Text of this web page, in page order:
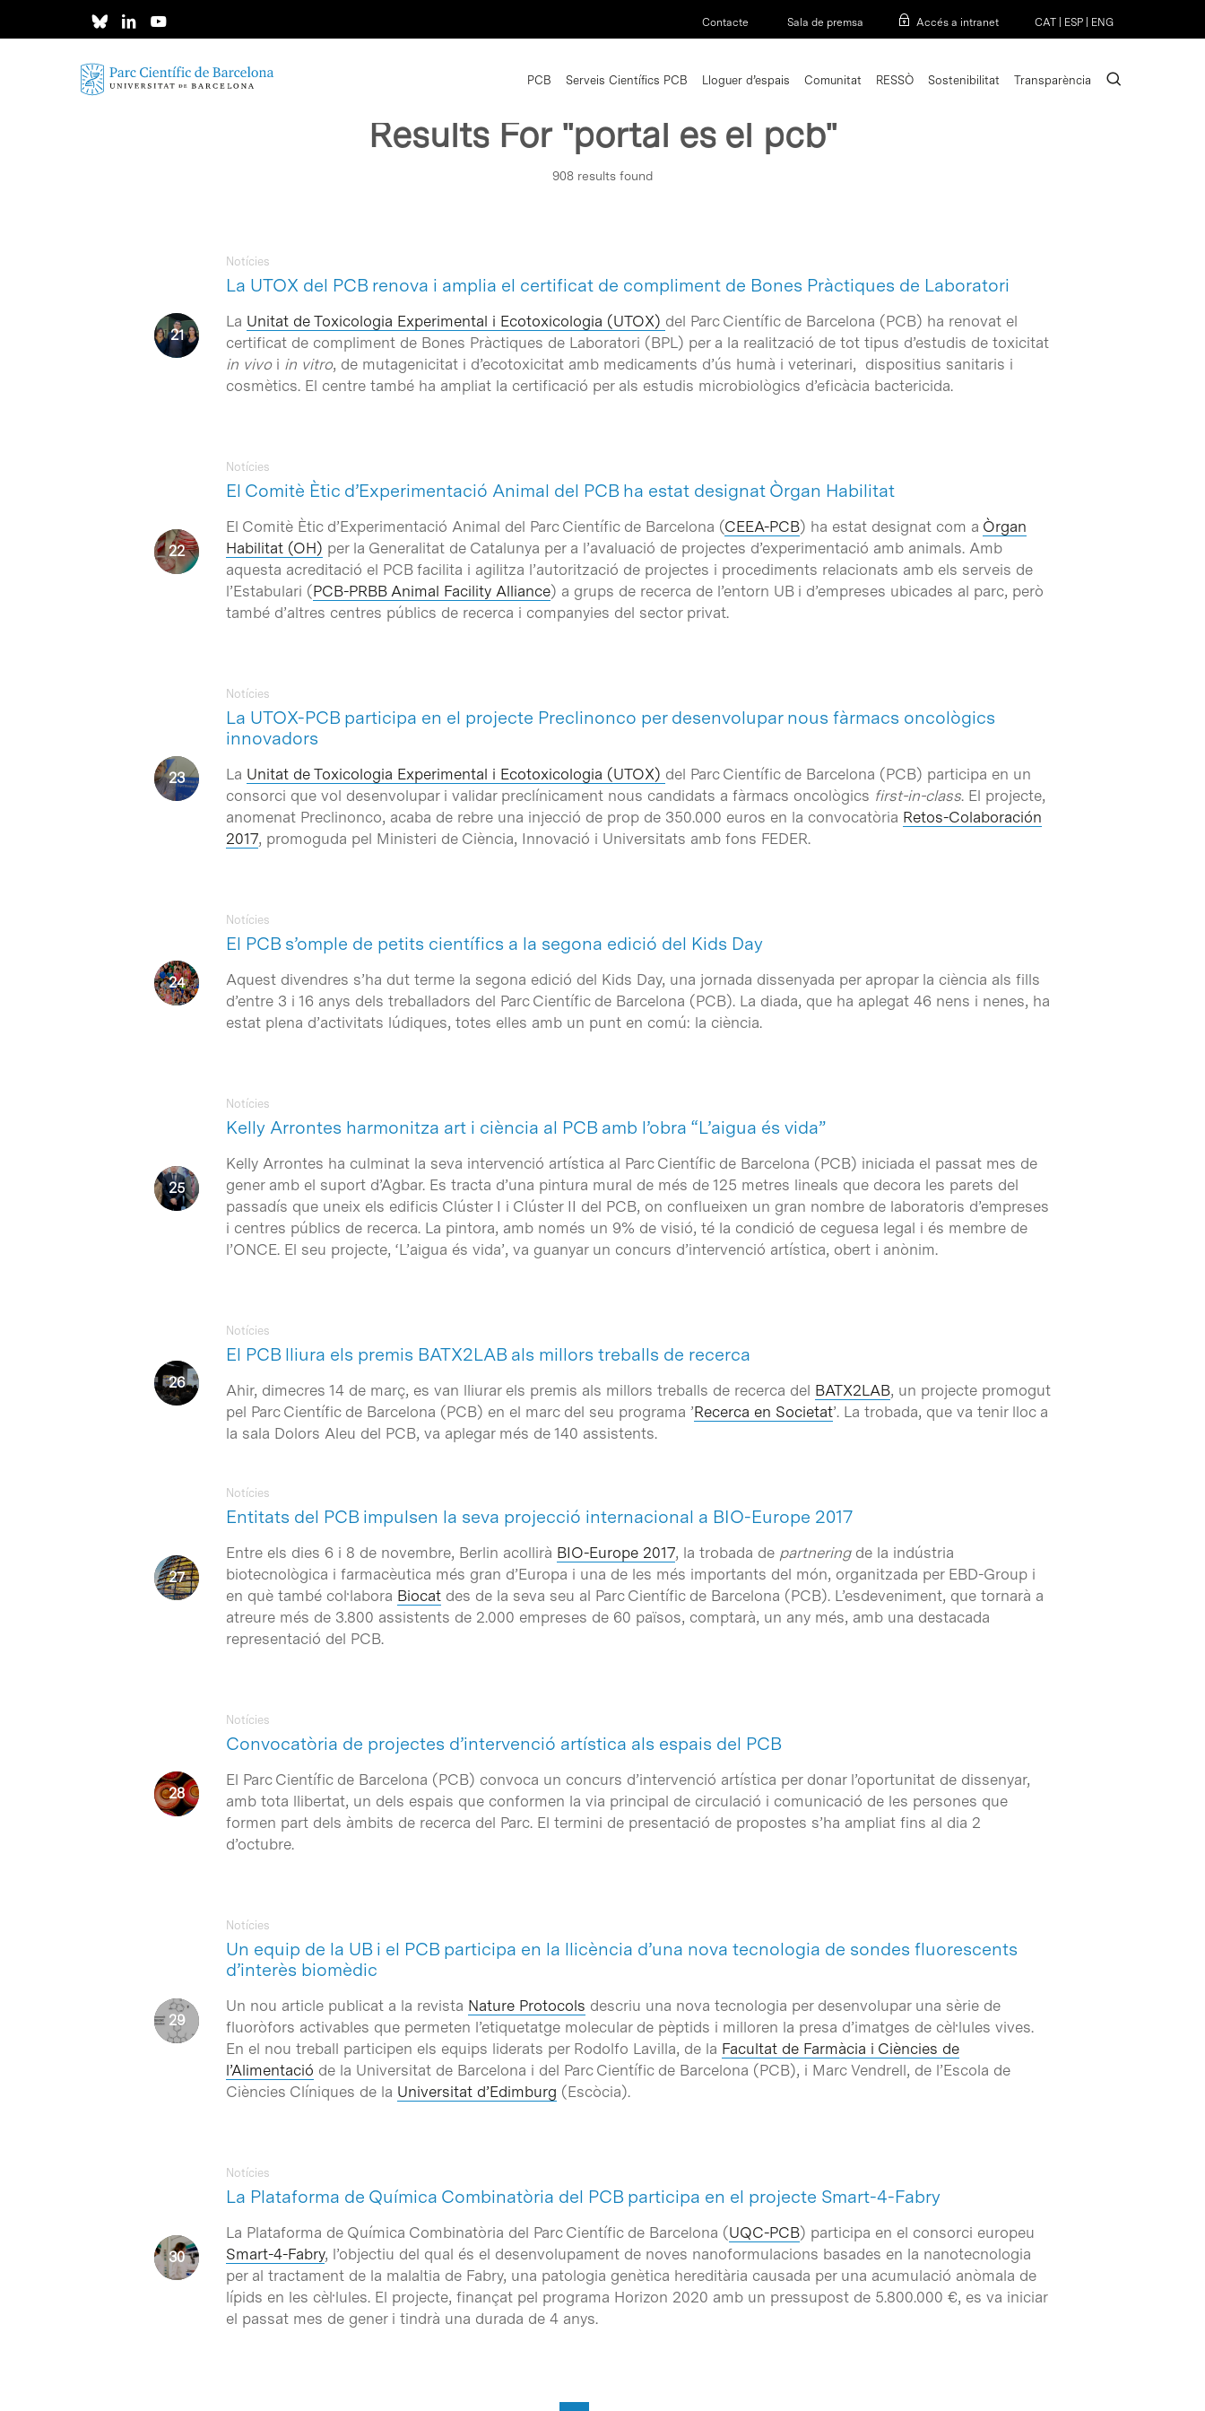
Contacte Sala de premsa Accés a intranet CAT ESP ENG
Intro per buscar o ESC per tancar
PCB Serveis Científics PCB Lloguer d’espais Comunitat RESSÒ Sostenibilitat Transparència search
Results For "portal es el pcb"
908 results found
La UTOX del PCB renova i amplia el certificat de compliment de Bones Pràctiques de Laboratori
Notícies
La Unitat de Toxicologia Experimental i Ecotoxicologia (UTOX) del Parc Científic de Barcelona (PCB) ha renovat el
certificat de compliment de Bones Pràctiques de Laboratori (BPL) per a la realització de tot tipus d’estudis de toxicitat
in vivo i in vitro, de mutagenicitat i d’ecotoxicitat amb medicaments d’ús humà i veterinari, dispositius sanitaris i
cosmètics. El centre també ha ampliat la certificació per als estudis microbiològics d’eficàcia bactericida.
El Comitè Ètic d’Experimentació Animal del PCB ha estat designat Òrgan Habilitat
Notícies
El Comitè Ètic d’Experimentació Animal del Parc Científic de Barcelona (CEEA-PCB) ha estat designat com a Òrgan
Habilitat (OH) per la Generalitat de Catalunya per a l’avaluació de projectes d’experimentació amb animals. Amb
aquesta acreditació el PCB facilita i agilitza l’autorització de projectes i procediments relacionats amb els serveis de
l’Estabulari (PCB-PRBB Animal Facility Alliance) a grups de recerca de l’entorn UB i d’empreses ubicades al parc, però
també d’altres centres públics de recerca i companyies del sector privat.
La UTOX-PCB participa en el projecte Preclinonco per desenvolupar nous fàrmacs oncològics
innovadors
Notícies
La Unitat de Toxicologia Experimental i Ecotoxicologia (UTOX) del Parc Científic de Barcelona (PCB) participa en un
consorci que vol desenvolupar i validar preclínicament nous candidats a fàrmacs oncològics first-in-class. El projecte,
anomenat Preclinonco, acaba de rebre una injecció de prop de 350.000 euros en la convocatòria Retos-Colaboración
2017, promoguda pel Ministeri de Ciència, Innovació i Universitats amb fons FEDER.
El PCB s’omple de petits científics a la segona edició del Kids Day
Notícies
Aquest divendres s’ha dut terme la segona edició del Kids Day, una jornada dissenyada per apropar la ciència als fills
d’entre 3 i 16 anys dels treballadors del Parc Científic de Barcelona (PCB). La diada, que ha aplegat 46 nens i nenes, ha
estat plena d’activitats lúdiques, totes elles amb un punt en comú: la ciència.
Kelly Arrontes harmonitza art i ciència al PCB amb l’obra “L’aigua és vida”
Notícies
Kelly Arrontes ha culminat la seva intervenció artística al Parc Científic de Barcelona (PCB) iniciada el passat mes de
gener amb el suport d’Agbar. Es tracta d’una pintura mural de més de 125 metres lineals que decora les parets del
passadís que uneix els edificis Clúster I i Clúster II del PCB, on conflueixen un gran nombre de laboratoris d’empreses
i centres públics de recerca. La pintora, amb només un 9% de visió, té la condició de ceguesa legal i és membre de
l’ONCE. El seu projecte, ‘L’aigua és vida’, va guanyar un concurs d’intervenció artística, obert i anònim.
El PCB lliura els premis BATX2LAB als millors treballs de recerca
Notícies
Ahir, dimecres 14 de març, es van lliurar els premis als millors treballs de recerca del BATX2LAB, un projecte promogut
pel Parc Científic de Barcelona (PCB) en el marc del seu programa ’Recerca en Societat’. La trobada, que va tenir lloc a
la sala Dolors Aleu del PCB, va aplegar més de 140 assistents.
Entitats del PCB impulsen la seva projecció internacional a BIO-Europe 2017
Notícies
Entre els dies 6 i 8 de novembre, Berlin acollirà BIO-Europe 2017, la trobada de partneringde la indústria
biotecnològica i farmacèutica més gran d’Europa i una de les més importants del món, organitzada per EBD-Group i
en què també col·labora Biocat des de la seva seu al Parc Científic de Barcelona (PCB). L’esdeveniment, que tornarà a
atreure més de 3.800 assistents de 2.000 empreses de 60 països, comptarà, un any més, amb una destacada
representació del PCB.
Convocatòria de projectes d’intervenció artística als espais del PCB
Notícies
El Parc Científic de Barcelona (PCB) convoca un concurs d’intervenció artística per donar l’oportunitat de dissenyar,
amb tota llibertat, un dels espais que conformen la via principal de circulació i comunicació de les persones que
formen part dels àmbits de recerca del Parc. El termini de presentació de propostes s’ha ampliat fins al dia 2
d’octubre.
Un equip de la UB i el PCB participa en la llicència d’una nova tecnologia de sondes fluorescents
d’interès biomèdic
Notícies
Un nou article publicat a la revista Nature Protocols descriu una nova tecnologia per desenvolupar una sèrie de
fluoròfors activables que permeten l’etiquetatge molecular de pèptids i milloren la presa d’imatges de cèl·lules vives.
En el nou treball participen els equips liderats per Rodolfo Lavilla, de la Facultat de Farmàcia i Ciències de
l’Alimentació de la Universitat de Barcelona i del Parc Científic de Barcelona (PCB), i Marc Vendrell, de l’Escola de
Ciències Clíniques de la Universitat d’Edimburg (Escòcia).
La Plataforma de Química Combinatòria del PCB participa en el projecte Smart-4-Fabry
Notícies
La Plataforma de Química Combinatòria del Parc Científic de Barcelona (UQC-PCB) participa en el consorci europeu
Smart-4-Fabry, l’objectiu del qual és el desenvolupament de noves nanoformulacions basades en la nanotecnologia
per al tractament de la malaltia de Fabry, una patologia genètica hereditària causada per una acumulació anòmala de
lípids en les cèl·lules. El projecte, finançat pel programa Horizon 2020 amb un pressupost de 5.800.000 €, es va iniciar
el passat mes de gener i tindrà una durada de 4 anys.